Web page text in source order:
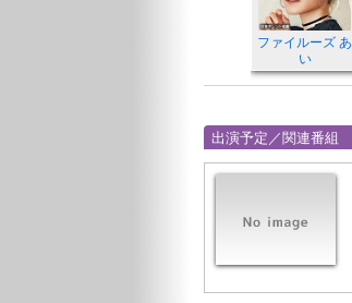
ファイルーズ あ
い
出演予定／関連番組